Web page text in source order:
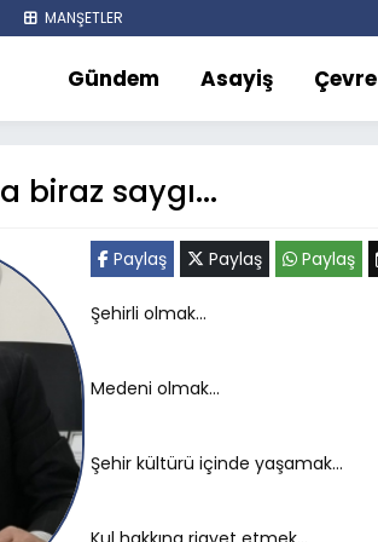
MANŞETLER
Gündem Asayiş Çevre
biraz saygı...
Paylaş Paylaş Paylaş
Şehirli olmak...
Medeni olmak...
Şehir kültürü içinde yaşamak...